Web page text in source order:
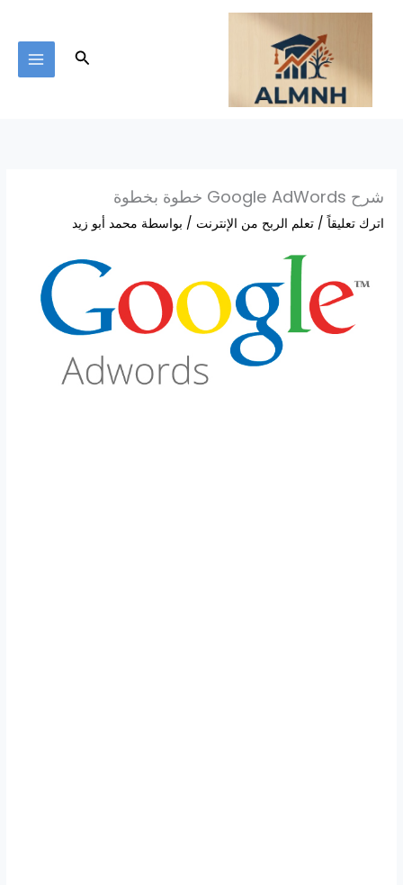
تخطي
البحث
شرح Google AdWords خطوة بخطوة
اترك تعليقاً /تعلم الربح من الإنترنت / بواسطة محمد أبو زيد